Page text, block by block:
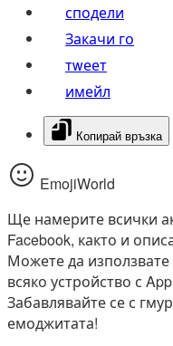
сподели
Закачи го
тwеет
имейл
Копирай връзка
EmojiWorld
Ще намерите всички
Facebook, както и
Можете да
всяко устройство с
Забавлявайте се с
емоджитата!